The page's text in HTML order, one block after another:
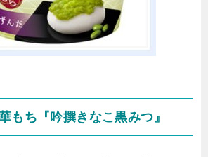
もち『吟撰きなこ黒みつ』